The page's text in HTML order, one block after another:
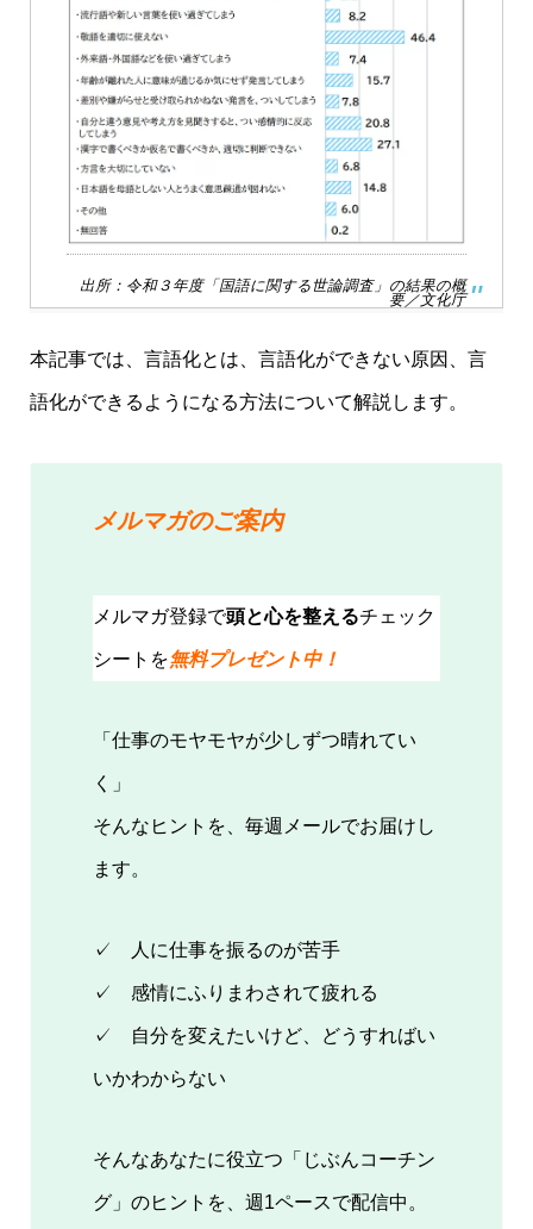
出所： 令和３年度「国語に関する世論調査」の結果の概
要／文化庁
本記事では、言語化とは、言語化ができない原因、言
語化ができるようになる方法について解説します。
メルマガのご案内
メルマガ登録で頭と心を整えるチェック
シートを無料プレゼント中！
「仕事のモヤモヤが少しずつ晴れてい
く」
そんなヒントを、毎週メールでお届けし
ます。
✓ 人に仕事を振るのが苦手
✓ 感情にふりまわされて疲れる
✓ 自分を変えたいけど、どうすればい
いかわからない
そんなあなたに役立つ「じぶんコーチン
グ」のヒントを、週1ペースで配信中。